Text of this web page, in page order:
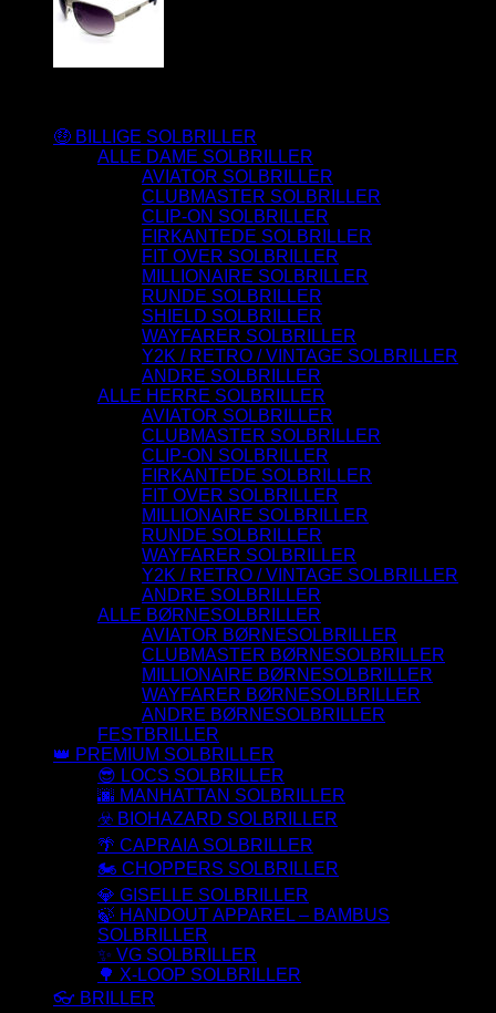
🤑 BILLIGE SOLBRILLER
ALLE DAME SOLBRILLER
AVIATOR SOLBRILLER
CLUBMASTER SOLBRILLER
CLIP-ON SOLBRILLER
FIRKANTEDE SOLBRILLER
FIT OVER SOLBRILLER
MILLIONAIRE SOLBRILLER
RUNDE SOLBRILLER
SHIELD SOLBRILLER
WAYFARER SOLBRILLER
Y2K / RETRO / VINTAGE SOLBRILLER
ANDRE SOLBRILLER
ALLE HERRE SOLBRILLER
AVIATOR SOLBRILLER
CLUBMASTER SOLBRILLER
CLIP-ON SOLBRILLER
FIRKANTEDE SOLBRILLER
FIT OVER SOLBRILLER
MILLIONAIRE SOLBRILLER
RUNDE SOLBRILLER
WAYFARER SOLBRILLER
Y2K / RETRO / VINTAGE SOLBRILLER
ANDRE SOLBRILLER
ALLE BØRNESOLBRILLER
AVIATOR BØRNESOLBRILLER
CLUBMASTER BØRNESOLBRILLER
MILLIONAIRE BØRNESOLBRILLER
WAYFARER BØRNESOLBRILLER
ANDRE BØRNESOLBRILLER
FESTBRILLER
👑 PREMIUM SOLBRILLER
😎 LOCS SOLBRILLER
🌆 MANHATTAN SOLBRILLER
☣️ BIOHAZARD SOLBRILLER
🌴 CAPRAIA SOLBRILLER
🏍️ CHOPPERS SOLBRILLER
💎 GISELLE SOLBRILLER
🍃 HANDOUT APPAREL – BAMBUS
SOLBRILLER
✨ VG SOLBRILLER
🌳 X-LOOP SOLBRILLER
👓 BRILLER